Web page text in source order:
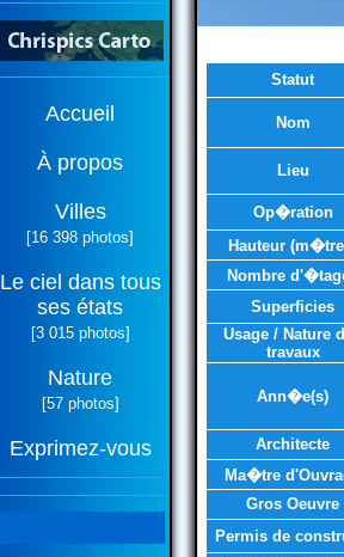
Accueil
À propos
Villes
[16 398 photos]
Le ciel dans tous
ses états
[3 015 photos]
Nature
[57 photos]
Exprimez-vous
Statut
Nom
Lieu
Op�ration
Hauteur
Nombre
Superficies
Usage / Nature
travaux
Ann�e(s)
Architecte
Ma�tre
Gros Oeuvre
Permis de